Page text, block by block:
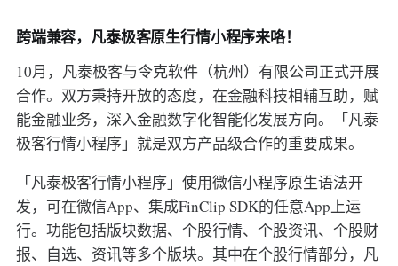
跨端兼容，凡泰极客原生行情小程序来咯！
10月，凡泰极客与令克软件（杭州）有限公司正式开展
合作。双方秉持开放的态度，在金融科技相辅互助，赋
能金融业务，深入金融数字化智能化发展方向。「凡泰
极客行情小程序」就是双方产品级合作的重要成果。
「凡泰极客行情小程序」使用微信小程序原生语法开
发，可在微信App、集成FinClip SDK的任意App上运
行。功能包括版块数据、个股行情、个股资讯、个股财
报、自选、资讯等多个版块。其中在个股行情部分，凡